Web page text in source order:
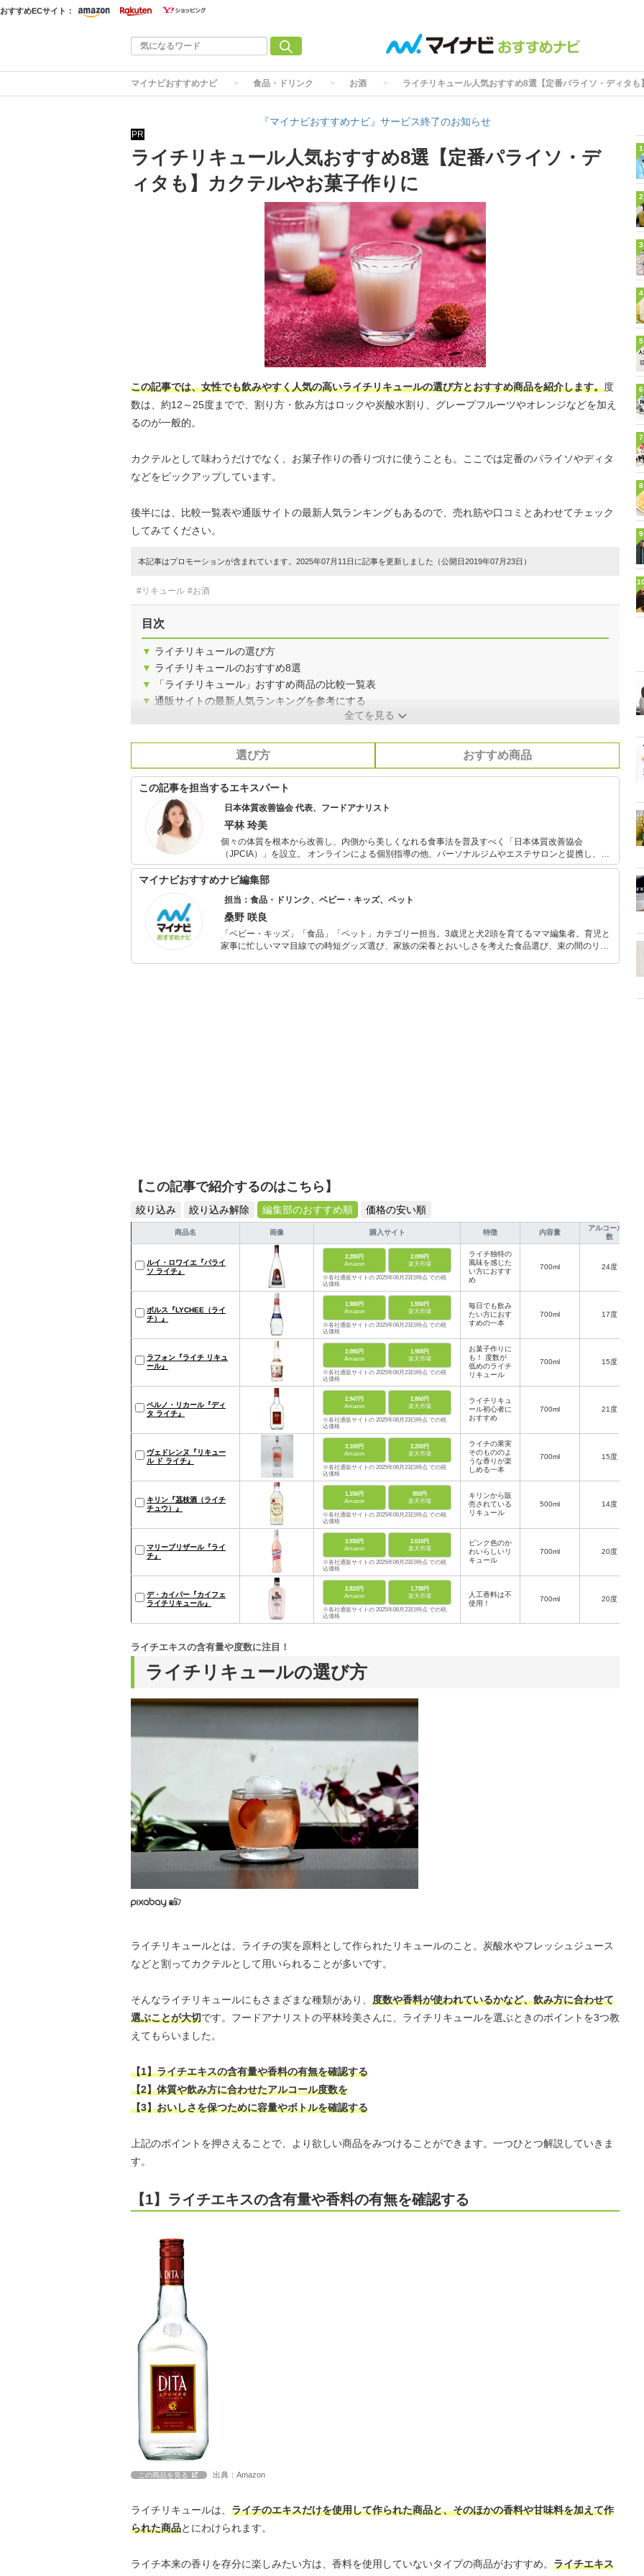
おすすめECサイト：
マイナビおすすめナビ 食品・ドリンク お酒 ライチリキュール人気おすすめ8選【定番パライソ・ディタ
『マイナビおすすめナビ』サービス終了のお知らせ
PR
ライチリキュール人気おすすめ8選【定番パライソ・デ
ィタも】カクテルやお菓子作りに
この記事では、女性でも飲みやすく人気の高いライチリキュールの選び方とおすすめ商品を紹介します。度
数は、約12～25度までで、割り方・飲み方はロックや炭酸水割り、グレープフルーツやオレンジなどを加え
るのが一般的。
カクテルとして味わうだけでなく、お菓子作りの香りづけに使うことも。ここでは定番のパライソやディタ
などをピックアップしています。
後半には、比較一覧表や通販サイトの最新人気ランキングもあるので、売れ筋や口コミとあわせてチェック
してみてください。
本記事はプロモーションが含まれています。2025年07月11日に記事を更新しました（公開日2019年07月23日）
#リキュール #お酒
目次
▼ ライチリキュールの選び方
▼ ライチリキュールのおすすめ8選
▼
「ライチリキュール」おすすめ商品の比較一覧表
▼ 通販サイトの最新人気ランキングを参考にする
全てを見る
選び方 おすすめ商品
この記事を担当するエキスパート
日本体質改善協会 代表、フードアナリスト
平林 玲美
個々の体質を根本から改善し、内側から美しくなれる食事法を普及すべく「日本体質改善協会
（JPCIA）」を設立。 オンラインによる個別指導の他、パーソナルジムやエステサロンと提携し、体
質改善を目的とする食事指導を行う。 また、各種メディアにて食にまつわる美容・健康情報や今日か
ら取り入れられる簡単ダイエット・体質改善メソッドを発信している。 フードアナリスト協会主催・
マイナビおすすめナビ編集部
担当：食品・ドリンク、ベビー・キッズ、ペット
桑野 咲良
「ベビー・キッズ」「食品」「ペット」カテゴリー担当。3歳児と犬2頭を育てるママ編集者。育児と
家事に忙しいママ目線での時短グッズ選び、家族の栄養とおいしさを考えた食品選び、束の間のリラ
【この記事で紹介するのはこちら】
絞り込み 絞り込み解除 編集部のおすすめ順 価格の安い順
商品名 画像 購入サイト 特徴 内容量
アルコール度
数
ルイ・ロワイエ『パライ
ソ ライチ』
2,280円
Amazon
2,099円
楽天市場
※各社通販サイトの 2025年06月23日時点 での税
込価格
ライチ独特の
風味を感じた
い方におすす
め
700ml 24度
ボルス『LYCHEE（ライ
チ）』
1,980円
Amazon
1,550円
楽天市場
※各社通販サイトの 2025年06月23日時点 での税
込価格
毎日でも飲み
たい方におす
すめの一本
700ml 17度
ラフォン『ライチ リキュ
ール』
2,085円
Amazon
1,958円
楽天市場
※各社通販サイトの 2025年06月23日時点 での税
込価格
お菓子作りに
も！ 度数が
低めのライチ
リキュール
700ml 15度
ペルノ・リカール『ディ
タ ライチ』
2,947円
Amazon
2,860円
楽天市場
※各社通販サイトの 2025年06月23日時点 での税
込価格
ライチリキュ
ール初心者に
おすすめ
700ml 21度
ヴェドレンヌ『リキュー
ル ド ライチ』
3,100円
Amazon
2,250円
楽天市場
※各社通販サイトの 2025年06月23日時点 での税
込価格
ライチの果実
そのもののよ
うな香りが楽
しめる一本
700ml 15度
キリン『茘枝酒（ライチ
チュウ）』
1,156円
Amazon
850円
楽天市場
※各社通販サイトの 2025年06月23日時点 での税
込価格
キリンから販
売されている
リキュール
500ml 14度
マリーブリザール『ライ
チ』
3,930円
Amazon
2,610円
楽天市場
※各社通販サイトの 2025年06月23日時点 での税
込価格
ピンク色のか
わいらしいリ
キュール
700ml 20度
デ・カイパー『カイフェ
ライチリキュール』
2,820円
Amazon
1,738円
楽天市場
※各社通販サイトの 2025年06月23日時点 での税
込価格
人工香料は不
使用！
700ml 20度
ライチリキュールの選び方
ライチエキスの含有量や度数に注目！
ライチリキュールとは、ライチの実を原料として作られたリキュールのこと。炭酸水やフレッシュジュース
などと割ってカクテルとして用いられることが多いです。
そんなライチリキュールにもさまざまな種類があり、 度数や香料が使われているかなど、飲み方に合わせて
選ぶことが大切です。フードアナリストの平林玲美さんに、ライチリキュールを選ぶときのポイントを3つ教
えてもらいました。
【1】ライチエキスの含有量や香料の有無を確認する
【2】体質や飲み方に合わせたアルコール度数を
【3】おいしさを保つために容量やボトルを確認する
上記のポイントを押さえることで、より欲しい商品をみつけることができます。一つひとつ解説していきま
す。
【1】ライチエキスの含有量や香料の有無を確認する
この商品を見る 出典：Amazon
ライチリキュールは、 ライチのエキスだけを使用して作られた商品と、そのほかの香料や甘味料を加えて作
られた商品とにわけられます。
ライチ本来の香りを存分に楽しみたい方は、香料を使用していないタイプの商品がおすすめ。 ライチエキス
1
2
3
4
5
6
7
8
9